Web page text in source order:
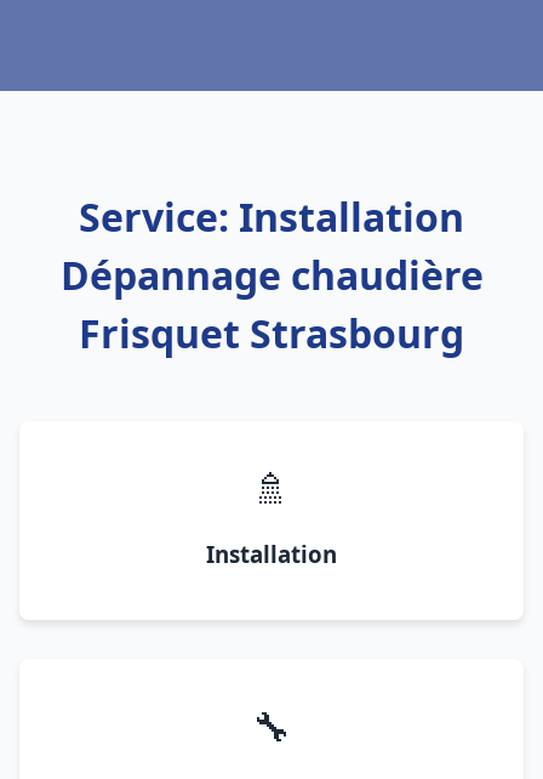
Service: Installation
Dépannage chaudière
Frisquet Strasbourg
🚿
Installation
🔧